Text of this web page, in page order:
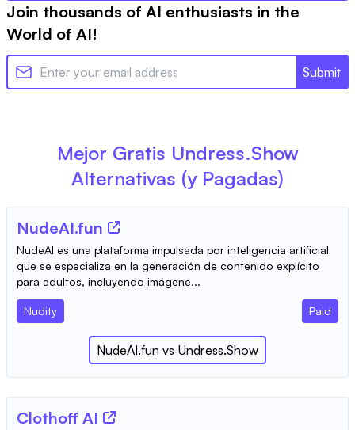
Join thousands of AI enthusiasts in the
World of AI!
Submit
Mejor Gratis Undress.Show
Alternativas (y Pagadas)
NudeAI.fun
NudeAI es una plataforma impulsada por inteligencia artificial
que se especializa en la generación de contenido explícito
para adultos, incluyendo imágene...
Nudity Paid
NudeAI.fun vs Undress.Show
Clothoff AI